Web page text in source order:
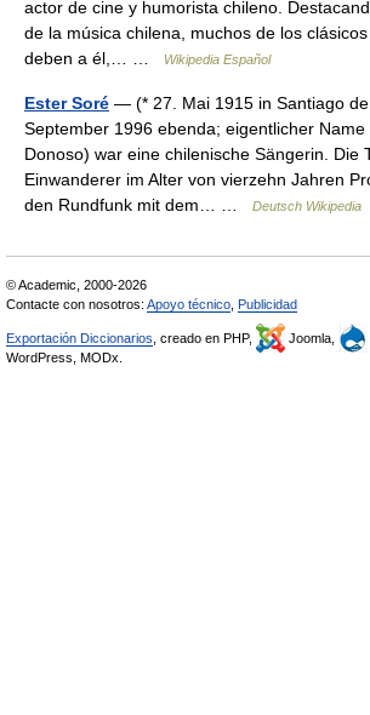
actor de cine y humorista chileno.
de la música chilena, muchos de los
deben a él,… …
Wikipedia Español
Ester Soré — (* 27. Mai 1915 in Santiago de
September 1996 ebenda; eigentlicher
Donoso) war eine chilenische Sängerin. Die
Einwanderer im Alter von vierzehn Jahren
den Rundfunk mit dem… …
Deutsch Wikipedia
© Academic, 2000-2026
Contacte con nosotros: Apoyo técnico Publicidad
Exportación Diccionarios , creado en PHP, Joomla,
WordPress, MODx.